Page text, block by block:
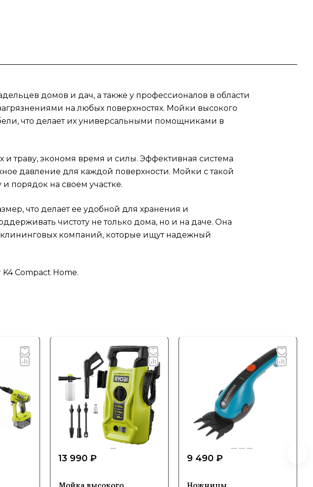
профессиональных
давления Karcher K4
домов и дач, а также у профессионалов в области
на любых поверхностях. Мойки высокого
что делает их универсальными помощниками в
траву, экономя время и силы. Эффективная система
давление для каждой поверхности. Мойки с такой
порядок на своем участке.
что делает ее удобной для хранения и
чистоту не только дома, но и на даче. Она
компаний, которые ищут надежный
Compact Home.
13 990 ₽
Мойка высокого
9 490 ₽
Ножницы